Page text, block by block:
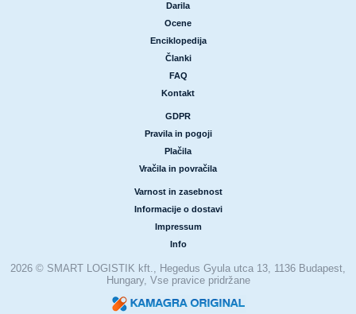
Darila
Ocene
Enciklopedija
Članki
FAQ
Kontakt
GDPR
Pravila in pogoji
Plačila
Vračila in povračila
Varnost in zasebnost
Informacije o dostavi
Impressum
Info
2026 © SMART LOGISTIK kft., Hegedus Gyula utca 13, 1136 Budapest,
Hungary, Vse pravice pridržane